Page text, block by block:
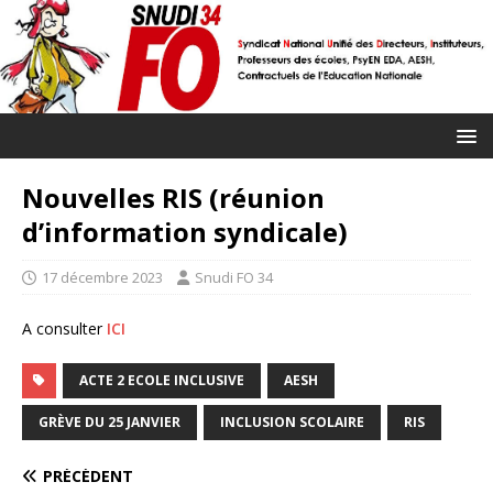
Nouvelles RIS (réunion
d’information syndicale)
17 décembre 2023 Snudi FO 34
A consulter ICI
ACTE 2 ECOLE INCLUSIVE AESH
GRÈVE DU 25 JANVIER INCLUSION SCOLAIRE RIS
PRÉCÉDENT